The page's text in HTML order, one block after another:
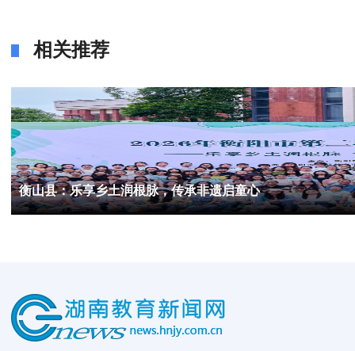
相关推荐
衡山县：乐享乡土润根脉，传承非遗启童心